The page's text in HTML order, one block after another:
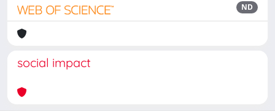
ND
social impact